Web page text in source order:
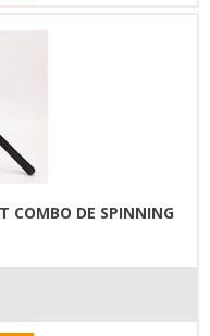
COMBO DE SPINNING